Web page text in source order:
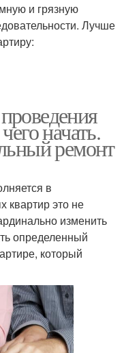
и грязную
Лучше
начать.
ремонт
в
квартир это не
изменить
определенный
который